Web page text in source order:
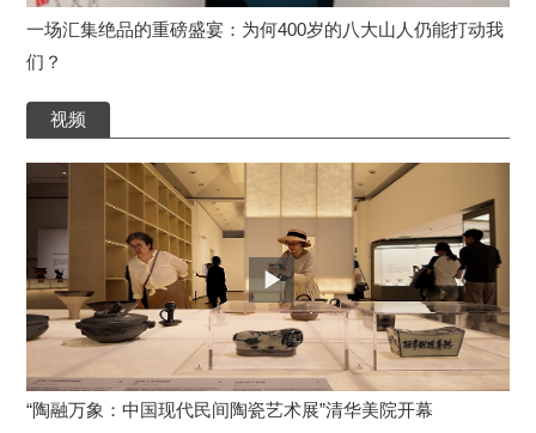
一场汇集绝品的重磅盛宴：为何400岁的八大山人仍能打动我
们？
视频
“陶融万象：中国现代民间陶瓷艺术展”清华美院开幕